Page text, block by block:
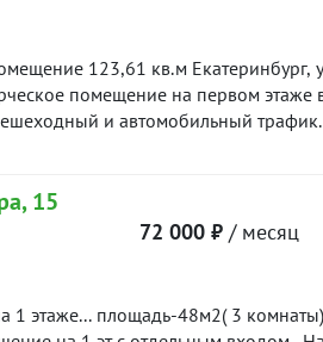
ID объекта в нашей базе: 10623
Екатеринбург, ул. Антона
и автомобильный
Вайнера и Февральской
рекламный потенциал
деловая и туристическая
ремонт и адаптацию под свой
обсуждаются. Условия
15
72 000 ₽ / месяц
1 этаже... площадь-48м2( 3